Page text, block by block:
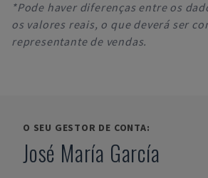
*Pode haver diferenças entre os
os valores reais, o que deverá ser
representante de vendas.
O SEU GESTOR DE CONTA:
José María García